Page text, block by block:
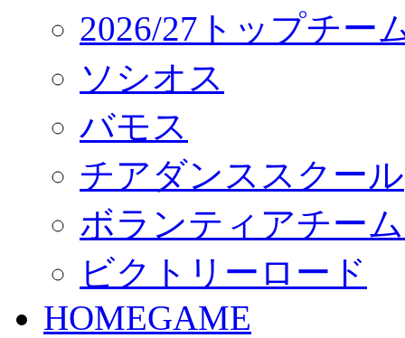
2026/27トップチー
ソシオス
バモス
チアダンススクール
ボランティアチー
ビクトリーロード
HOMEGAME